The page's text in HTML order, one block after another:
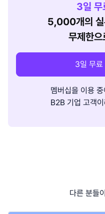
3일 무
5,000개의 실
무제한
3일 무료
멤버십을 이용 중
B2B 기업 고객이
다른 분들